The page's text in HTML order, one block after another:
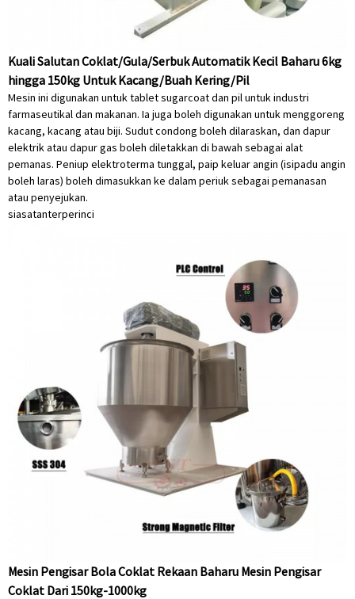
Kuali Salutan Coklat/Gula/Serbuk Automatik Kecil Baharu 6kg
hingga 150kg Untuk Kacang/Buah Kering/Pil
Mesin ini digunakan untuk tablet sugarcoat dan pil untuk industri
farmaseutikal dan makanan. Ia juga boleh digunakan untuk menggoreng
kacang, kacang atau biji. Sudut condong boleh dilaraskan, dan dapur
elektrik atau dapur gas boleh diletakkan di bawah sebagai alat
pemanas. Peniup elektroterma tunggal, paip keluar angin (isipadu angin
boleh laras) boleh dimasukkan ke dalam periuk sebagai pemanasan
atau penyejukan.
siasatanterperinci
Mesin Pengisar Bola Coklat Rekaan Baharu Mesin Pengisar
Coklat Dari 150kg-1000kg